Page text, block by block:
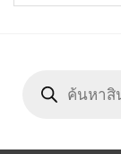
search